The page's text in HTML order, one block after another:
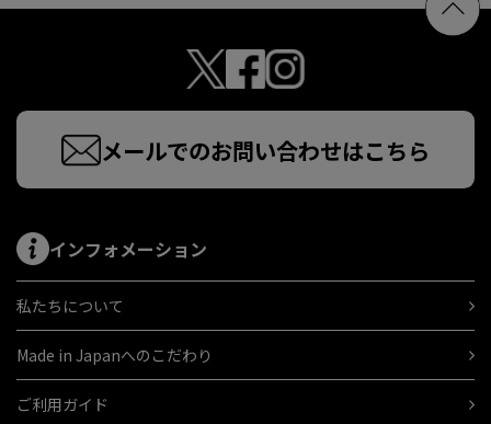
メールでのお問い合わせはこちら
インフォメーション
私たちについて
Made in Japanへのこだわり
ご利用ガイド